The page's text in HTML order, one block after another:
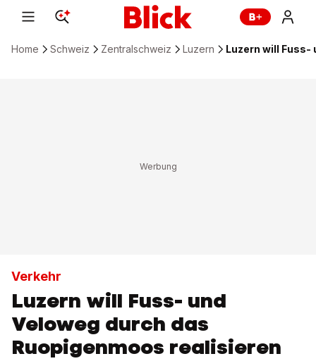
Home Schweiz Zentralschweiz Luzern Luzern will Fuss-
Verkehr
Luzern will Fuss- und
Veloweg durch das
Ruopigenmoos realisieren